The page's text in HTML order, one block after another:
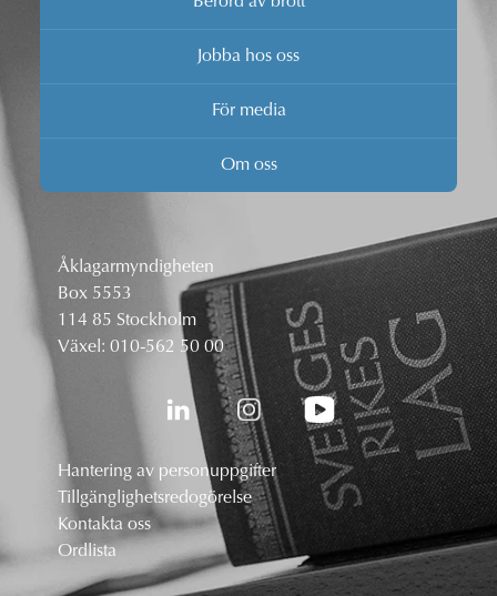
Jobba hos oss
För media
Om oss
Åklagarmyndigheten
Box 5553
114 85 Stockholm
Växel: 010-562 50 00
Hantering av personuppgifter
Tillgänglighetsredogörelse
Kontakta oss
Ordlista